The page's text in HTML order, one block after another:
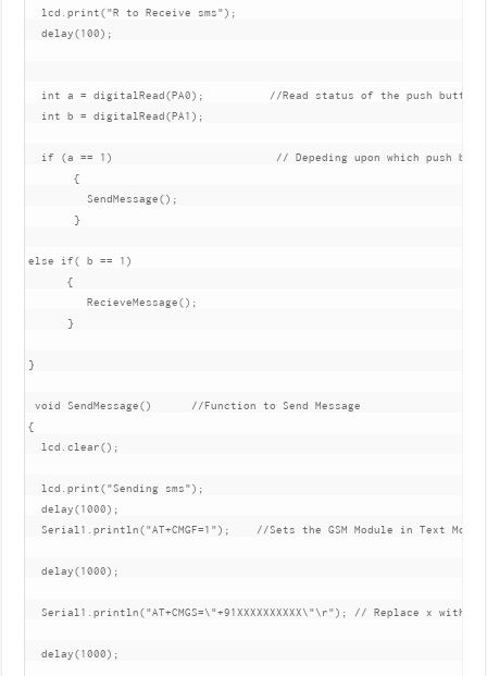
lcd.print("R to Receive sms");
delay(100);
int a = digitalRead(PA0);          //Read status of the push buttons
int b = digitalRead(PA1);
if (a == 1)                         // Depeding upon which push
{
SendMessage();
}
else if( b == 1)
{
RecieveMessage();
}
}
void SendMessage()      //Function to Send Message
{
lcd.clear();
lcd.print("Sending sms");
delay(1000);
Serial1.println("AT+CMGF=1");    //Sets the GSM Module in Text Mode
delay(1000);
Serial1.println("AT+CMGS=\"+91XXXXXXXXXX\"\r"); // Replace x with
delay(1000);